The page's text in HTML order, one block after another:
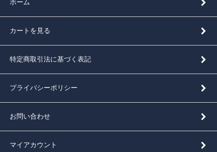
ホーム
カートを見る
特定商取引法に基づく表記
プライバシーポリシー
お問い合わせ
マイアカウント